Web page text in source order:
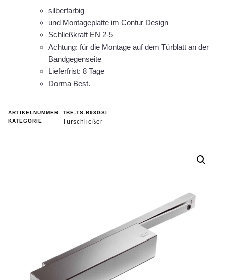
silberfarbig
und Montageplatte im Contur Design
Schließkraft EN 2-5
Achtung: für die Montage auf dem Türblatt an der
Bandgegenseite
Lieferfrist: 8 Tage
Dorma Best.
ARTIKELNUMMER
TBE-TS-B93GSI
KATEGORIE
Türschließer